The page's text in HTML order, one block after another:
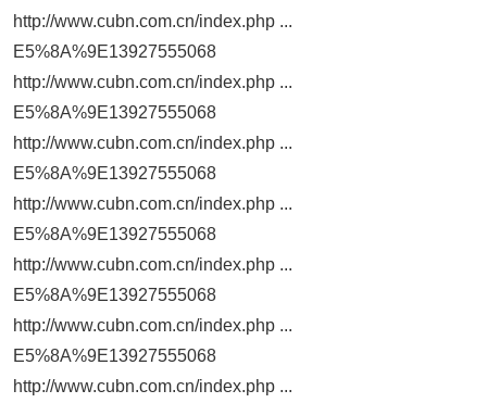
http://www.cubn.com.cn/index.php ...
E5%8A%9E13927555068
http://www.cubn.com.cn/index.php ...
E5%8A%9E13927555068
http://www.cubn.com.cn/index.php ...
E5%8A%9E13927555068
http://www.cubn.com.cn/index.php ...
E5%8A%9E13927555068
http://www.cubn.com.cn/index.php ...
E5%8A%9E13927555068
http://www.cubn.com.cn/index.php ...
E5%8A%9E13927555068
http://www.cubn.com.cn/index.php ...